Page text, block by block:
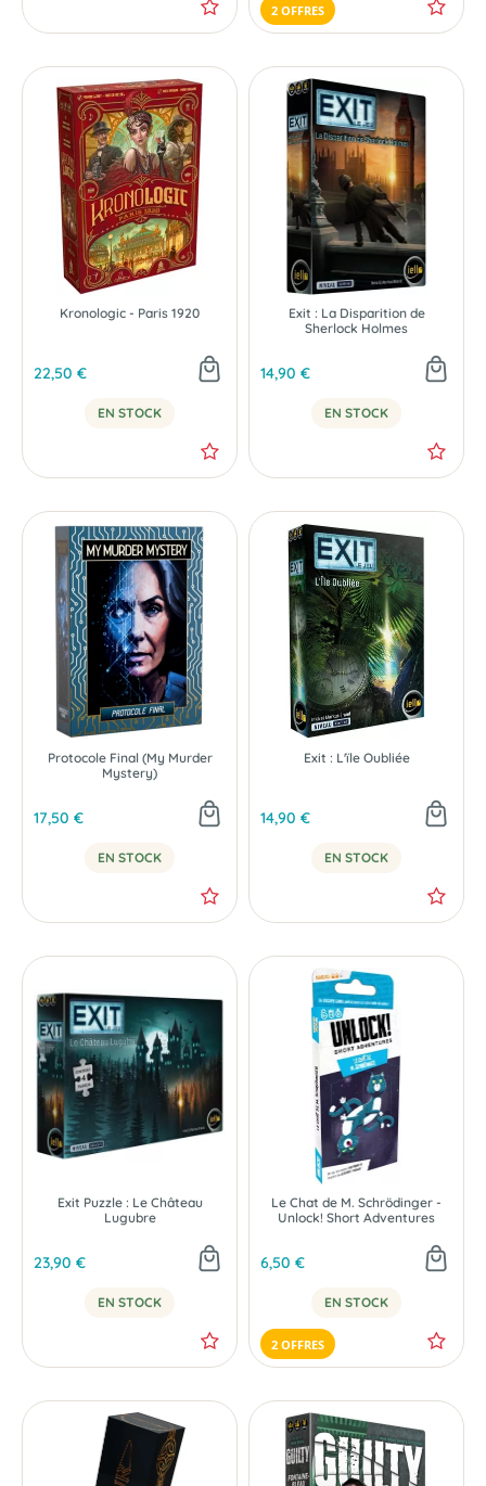
2 OFFRES
Kronologic - Paris 1920
22,50 €
EN STOCK
Exit : La Disparition de
Sherlock Holmes
14,90 €
EN STOCK
Protocole Final (My Murder
Mystery)
17,50 €
EN STOCK
Exit : L'ïle Oubliée
14,90 €
EN STOCK
Exit Puzzle : Le Château
Lugubre
23,90 €
EN STOCK
Le Chat de M. Schrödinger -
Unlock! Short Adventures
6,50 €
EN STOCK
2 OFFRES